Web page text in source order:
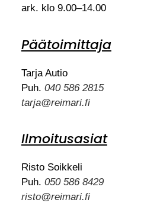
ark. klo 9.00–14.00
Päätoimittaja
Tarja Autio
Puh. 040 586 2815
tarja@reimari.fi
Ilmoitusasiat
Risto Soikkeli
Puh. 050 586 8429
risto@reimari.fi